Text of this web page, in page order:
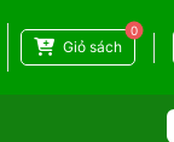
0
Giỏ sách